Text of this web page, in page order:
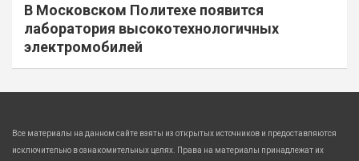
В Московском Политехе появится
лаборатория высокотехнологичных
электромобилей
Все материалы на данном сайте взяты из открытых источников и предоставляются
исключительно в ознакомительных целях. Права на материалы принадлежат их